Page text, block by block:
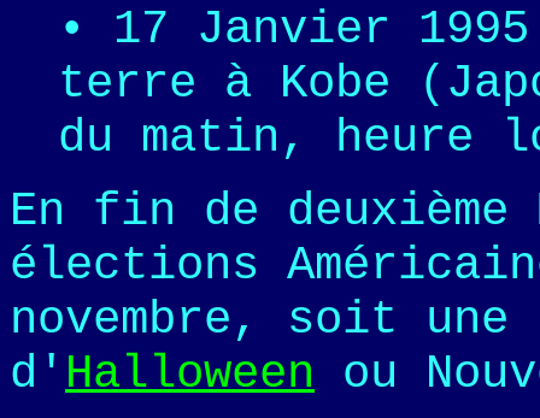
• 17 Janvier
terre à Kobe
du matin, heure
En fin de
élections
novembre, soit
d' Halloween ou